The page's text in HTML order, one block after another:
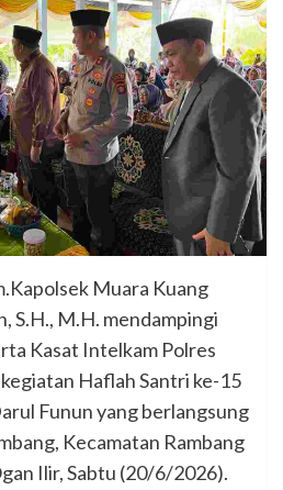
Muara Kuang
S.H., M.H. mendampingi
Kasat Intelkam Polres
Haflah Santri ke-15
Funun yang berlangsung
Kecamatan Rambang
Ilir, Sabtu (20/6/2026).